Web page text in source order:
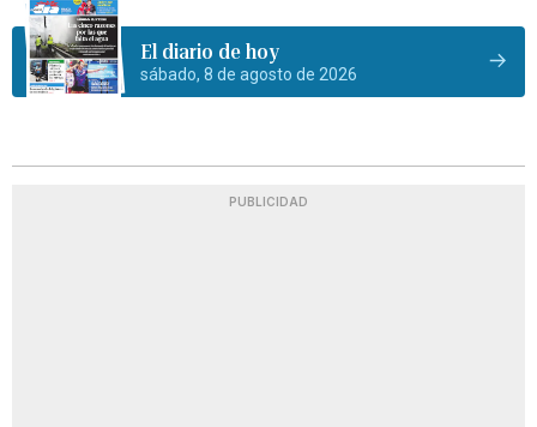
El diario de hoy
sábado, 8 de agosto de 2026
PUBLICIDAD